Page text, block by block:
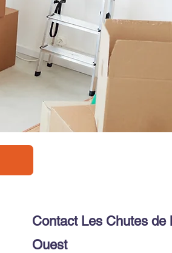
Contact Les Chutes de
Ouest